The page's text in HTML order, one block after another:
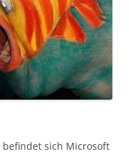
sich Microsoft